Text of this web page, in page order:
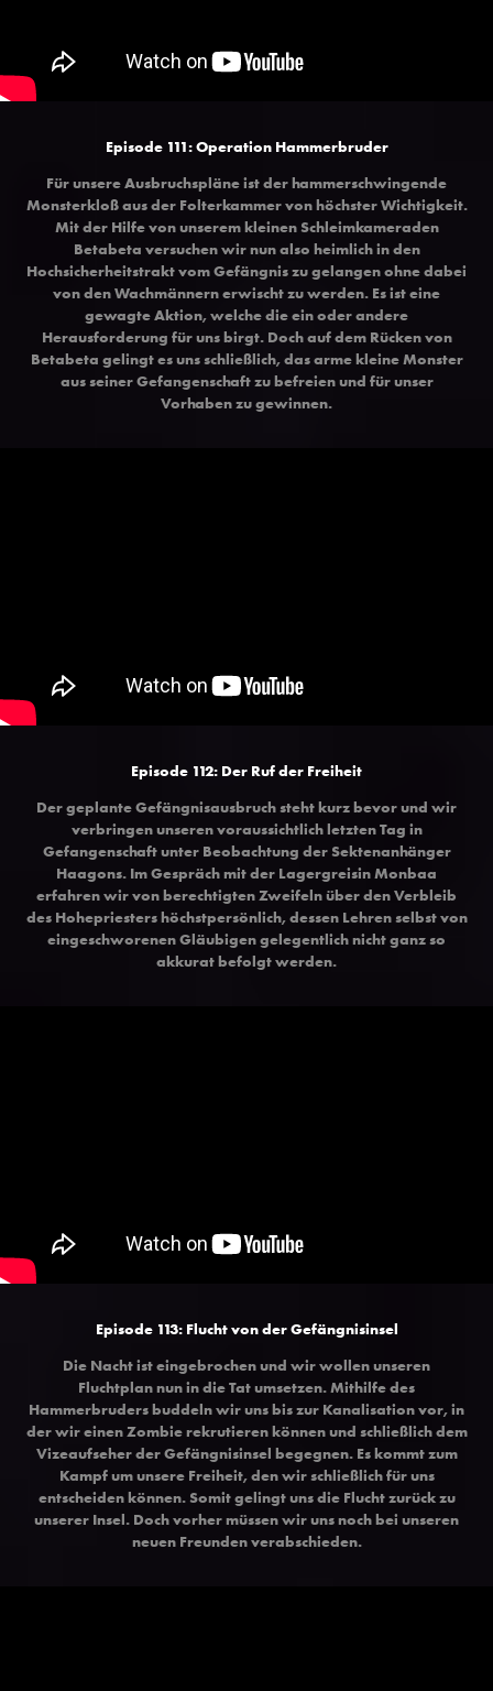
Episode 111: Operation Hammerbruder
Für unsere Ausbruchspläne ist der hammerschwingende
Monsterkloß aus der Folterkammer von höchster Wichtigkeit.
Mit der Hilfe von unserem kleinen Schleimkameraden
Betabeta versuchen wir nun also heimlich in den
Hochsicherheitstrakt vom Gefängnis zu gelangen ohne dabei
von den Wachmännern erwischt zu werden. Es ist eine
gewagte Aktion, welche die ein oder andere
Herausforderung für uns birgt. Doch auf dem Rücken von
Betabeta gelingt es uns schließlich, das arme kleine Monster
aus seiner Gefangenschaft zu befreien und für unser
Vorhaben zu gewinnen.
Episode 112: Der Ruf der Freiheit
Der geplante Gefängnisausbruch steht kurz bevor und wir
verbringen unseren voraussichtlich letzten Tag in
Gefangenschaft unter Beobachtung der Sektenanhänger
Haagons. Im Gespräch mit der Lagergreisin Monbaa
erfahren wir von berechtigten Zweifeln über den Verbleib
des Hohepriesters höchstpersönlich, dessen Lehren selbst von
eingeschworenen Gläubigen gelegentlich nicht ganz so
akkurat befolgt werden.
Episode 113: Flucht von der Gefängnisinsel
Die Nacht ist eingebrochen und wir wollen unseren
Fluchtplan nun in die Tat umsetzen. Mithilfe des
Hammerbruders buddeln wir uns bis zur Kanalisation vor, in
der wir einen Zombie rekrutieren können und schließlich dem
Vizeaufseher der Gefängnisinsel begegnen. Es kommt zum
Kampf um unsere Freiheit, den wir schließlich für uns
entscheiden können. Somit gelingt uns die Flucht zurück zu
unserer Insel. Doch vorher müssen wir uns noch bei unseren
neuen Freunden verabschieden.